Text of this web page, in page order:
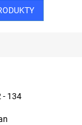
- 134